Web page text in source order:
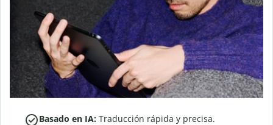
Basado en IA: Traducción rápida y precisa.